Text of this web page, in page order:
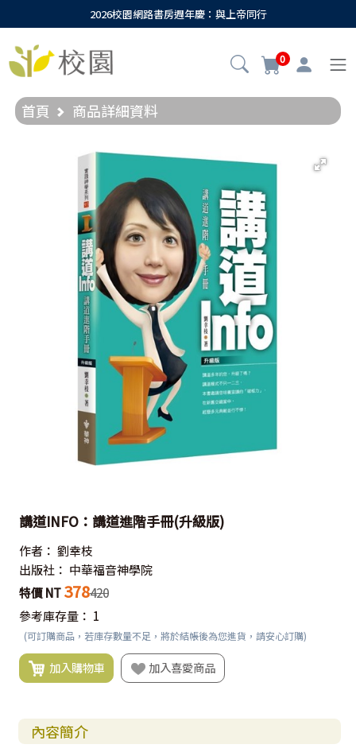
2026校園網路書房週年慶：與上帝同行
0
首頁 商品詳細資料
講道INFO：講道進階手冊(升級版)
作者： 劉幸枝
出版社： 中華福音神學院
特價 NT 378420
參考庫存量： 1
(可訂購商品，若庫存數量不足，將於結帳後為您進貨，請安心訂購)
加入購物車 加入喜愛商品
內容簡介